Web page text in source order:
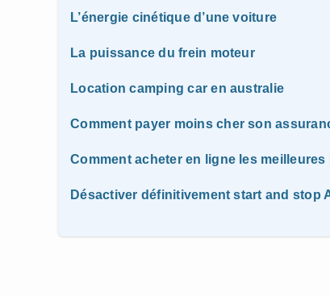
L’énergie cinétique d’une voiture
La puissance du frein moteur
Location camping car en australie
Comment payer moins cher son
Comment acheter en ligne les meilleures
Désactiver définitivement start and stop